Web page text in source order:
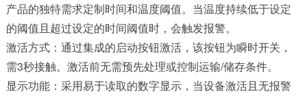
产品的独特需求定制时间和温度阈值。当温度持续低于设定
的阈值且超过设定的时间阈值时，会触发报警。
激活方式：通过集成的启动按钮激活，该按钮为瞬时开关，
需3秒接触。激活前无需预先处理或控制运输/储存条件。
显示功能：采用易于读取的数字显示，当设备激活且无报警